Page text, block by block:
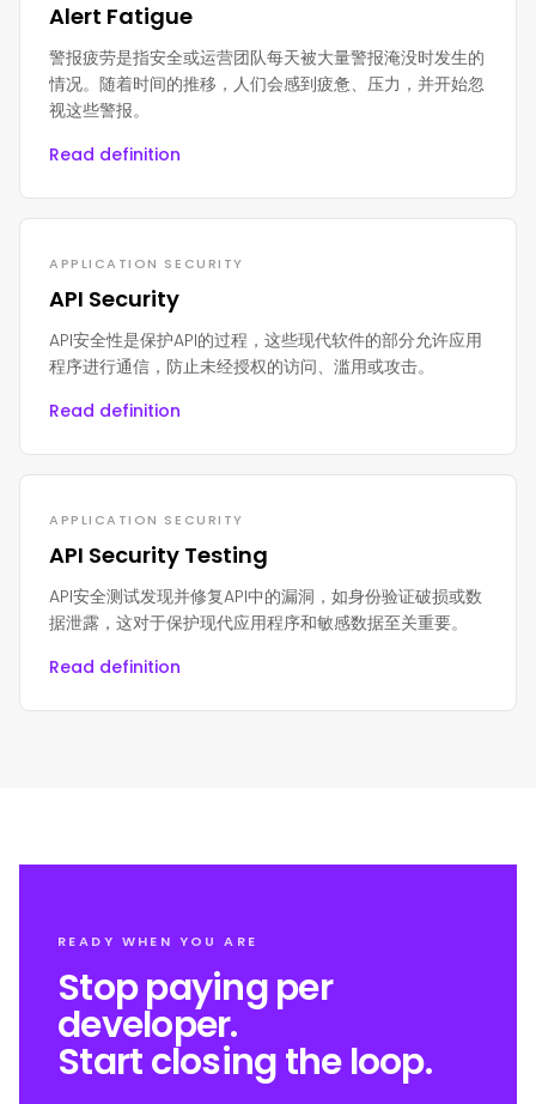
Alert Fatigue
警报疲劳是指安全或运营团队每天被大量警报淹没时发生的
情况。随着时间的推移，人们会感到疲惫、压力，并开始忽
视这些警报。
Read definition
APPLICATION SECURITY
API Security
API安全性是保护API的过程，这些现代软件的部分允许应用
程序进行通信，防止未经授权的访问、滥用或攻击。
Read definition
APPLICATION SECURITY
API Security Testing
API安全测试发现并修复API中的漏洞，如身份验证破损或数
据泄露，这对于保护现代应用程序和敏感数据至关重要。
Read definition
READY WHEN YOU ARE
Stop paying per
developer.
Start closing the loop.